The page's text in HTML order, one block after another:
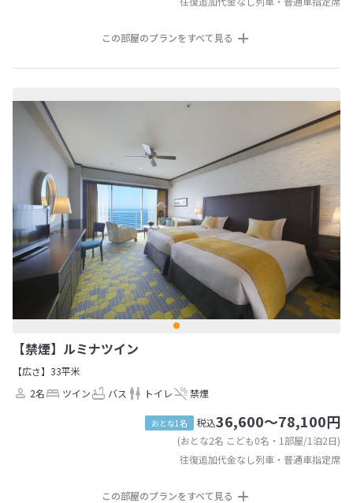
この部屋のプランをすべて見る
【禁煙】ルミナツイン
【広さ】33平米
2名
ツイン バス トイレ 禁煙
おとな1名 税込36,600～78,100円
(おとな2名 こども0名・1部屋/1泊2日)
往復追加代金なし列車・普通車指定席
この部屋のプランをすべて見る